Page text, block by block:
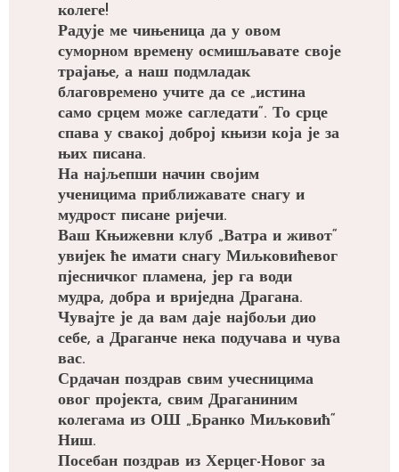
колеге!
Радује ме чињеница да у овом
суморном времену осмишљавате своје
трајање, а наш подмладак
благовремено учите да се „истина
само срцем може сагледати“. То срце
спава у свакој доброј књизи која је за
њих писана.
На најљепши начин својим
ученицима приближавате снагу и
мудрост писане ријечи.
Ваш Књижевни клуб „Ватра и живот“
увијек ће имати снагу Миљковићевог
пјесничког пламена, јер га води
мудра, добра и вриједна Драгана.
Чувајте је да вам даје најбољи дио
себе, а Драганче нека подучава и чува
вас.
Срдачан поздрав свим учесницима
овог пројекта, свим Драганиним
колегама из ОШ „Бранко Миљковић“
Ниш.
Посебан поздрав из Херцег-Новог за